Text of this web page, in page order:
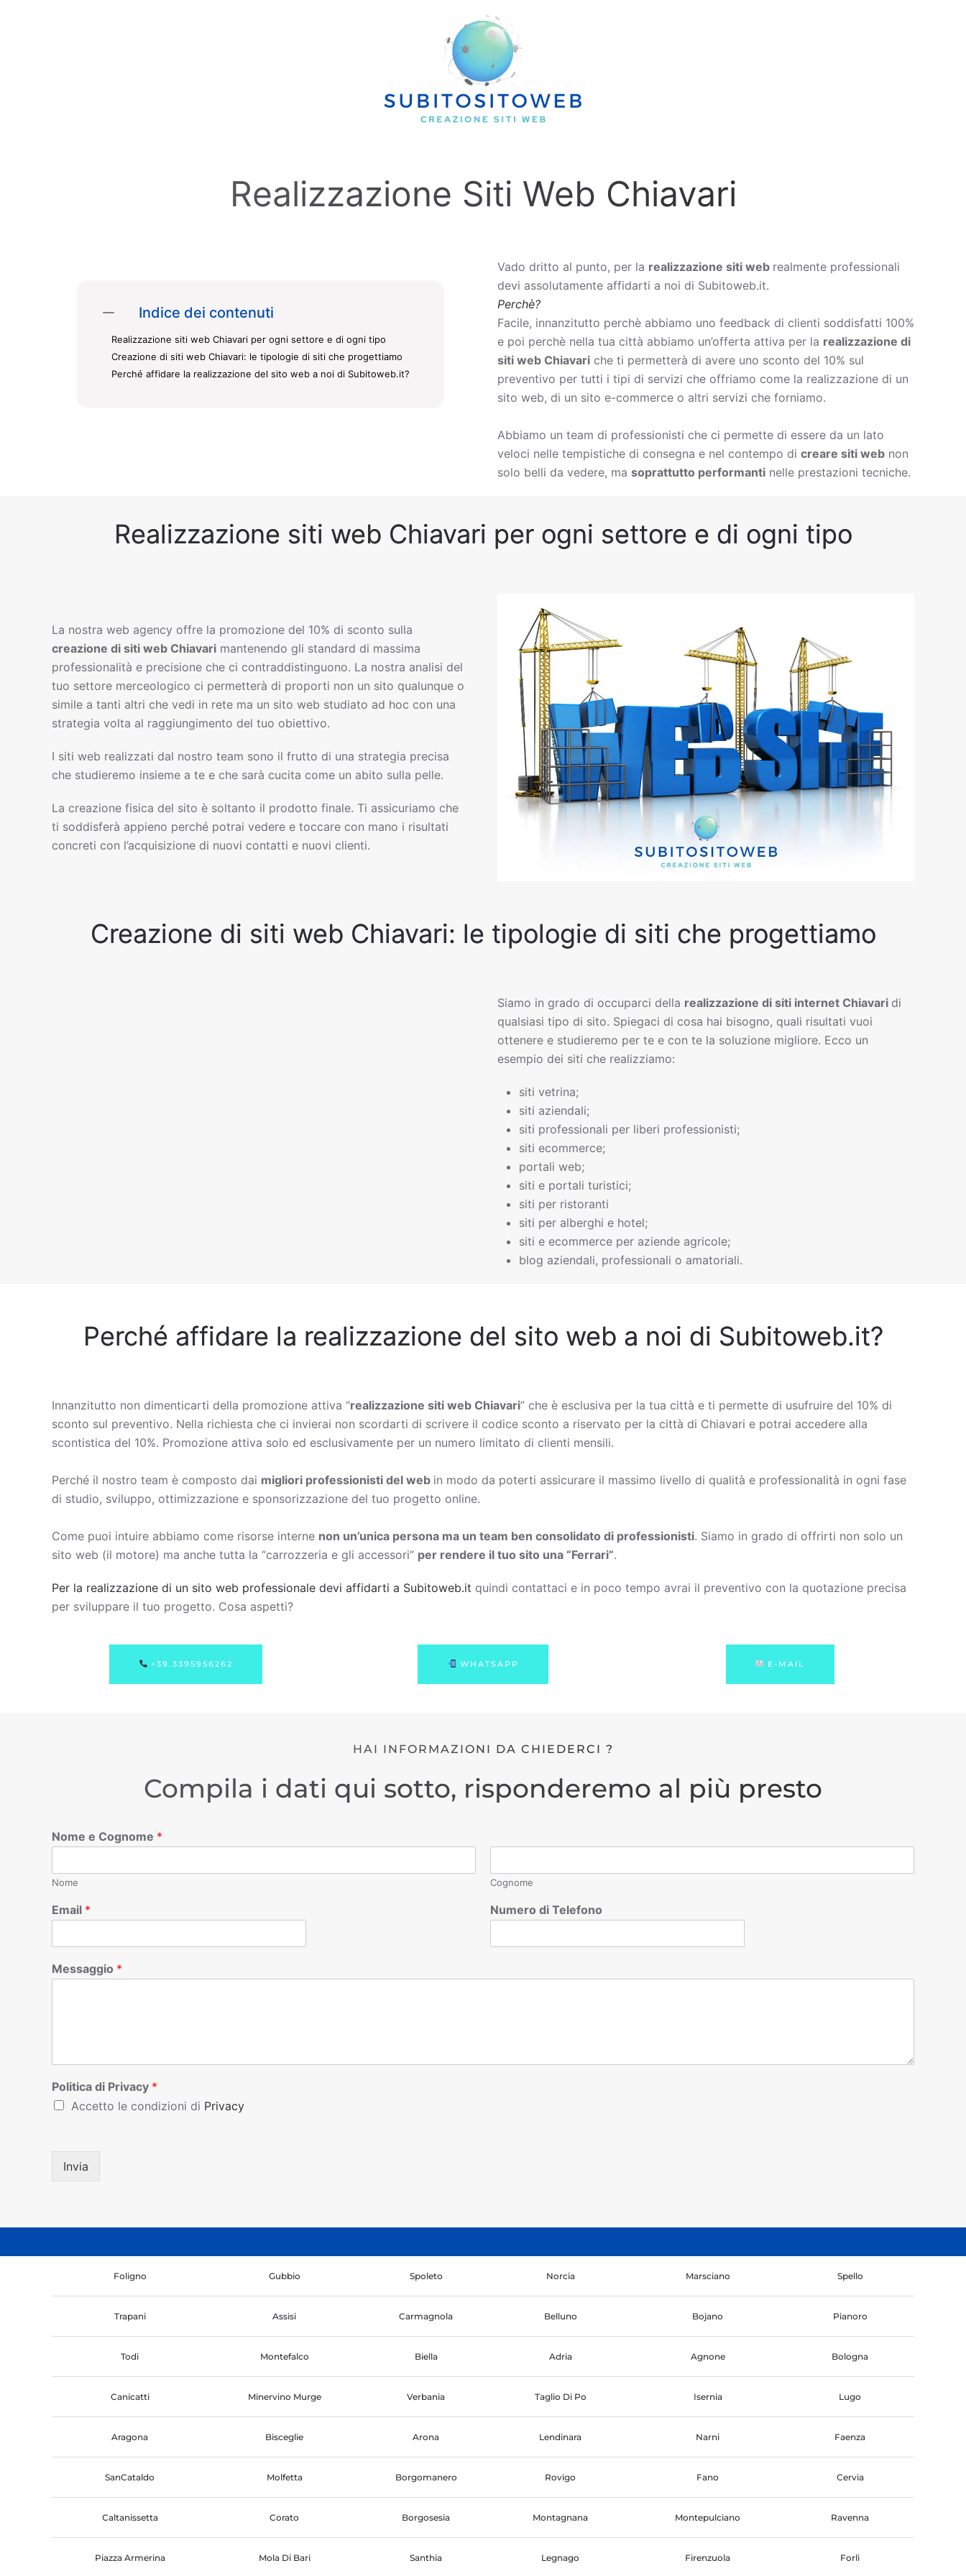
Realizzazione Siti Web Chiavari
Indice dei contenuti
Realizzazione siti web Chiavari per ogni settore e di ogni tipo
Creazione di siti web Chiavari: le tipologie di siti che progettiamo
Perché affidare la realizzazione del sito web a noi di Subitoweb.it?
Vado dritto al punto, per la realizzazione siti web realmente professionali
devi assolutamente affidarti a noi di Subitoweb.it.
Perchè?
Facile, innanzitutto perchè abbiamo uno feedback di clienti soddisfatti 100%
e poi perchè nella tua città abbiamo un’offerta attiva per la realizzazione di
siti web Chiavari che ti permetterà di avere uno sconto del 10% sul
preventivo per tutti i tipi di servizi che offriamo come la realizzazione di un
sito web, di un sito e-commerce o altri servizi che forniamo.
Abbiamo un team di professionisti che ci permette di essere da un lato
veloci nelle tempistiche di consegna e nel contempo di creare siti web non
solo belli da vedere, ma soprattutto performanti nelle prestazioni tecniche.
Realizzazione siti web Chiavari per ogni settore e di ogni tipo
La nostra web agency offre la promozione del 10% di sconto sulla
creazione di siti web Chiavari mantenendo gli standard di massima
professionalità e precisione che ci contraddistinguono. La nostra analisi del
tuo settore merceologico ci permetterà di proporti non un sito qualunque o
simile a tanti altri che vedi in rete ma un sito web studiato ad hoc con una
strategia volta al raggiungimento del tuo obiettivo.
I siti web realizzati dal nostro team sono il frutto di una strategia precisa
che studieremo insieme a te e che sarà cucita come un abito sulla pelle.
La creazione fisica del sito è soltanto il prodotto finale. Ti assicuriamo che
ti soddisferà appieno perché potrai vedere e toccare con mano i risultati
concreti con l’acquisizione di nuovi contatti e nuovi clienti.
Creazione di siti web Chiavari: le tipologie di siti che progettiamo
Siamo in grado di occuparci della realizzazione di siti internet Chiavari di
qualsiasi tipo di sito. Spiegaci di cosa hai bisogno, quali risultati vuoi
ottenere e studieremo per te e con te la soluzione migliore. Ecco un
esempio dei siti che realizziamo:
siti vetrina;
siti aziendali;
siti professionali per liberi professionisti;
siti ecommerce;
portali web;
siti e portali turistici;
siti per ristoranti
siti per alberghi e hotel;
siti e ecommerce per aziende agricole;
blog aziendali, professionali o amatoriali.
Perché affidare la realizzazione del sito web a noi di Subitoweb.it?
Innanzitutto non dimenticarti della promozione attiva “realizzazione siti web Chiavari” che è esclusiva per la tua città e ti permette di usufruire del 10% di
sconto sul preventivo. Nella richiesta che ci invierai non scordarti di scrivere il codice sconto a riservato per la città di Chiavari e potrai accedere alla
scontistica del 10%. Promozione attiva solo ed esclusivamente per un numero limitato di clienti mensili.
Perché il nostro team è composto dai migliori professionisti del web in modo da poterti assicurare il massimo livello di qualità e professionalità in ogni fase
di studio, sviluppo, ottimizzazione e sponsorizzazione del tuo progetto online.
Come puoi intuire abbiamo come risorse interne non un’unica persona ma un team ben consolidato di professionisti. Siamo in grado di offrirti non solo un
sito web (il motore) ma anche tutta la “carrozzeria e gli accessori” per rendere il tuo sito una “Ferrari”.
Per la realizzazione di un sito web professionale devi affidarti a Subitoweb.it quindi contattaci e in poco tempo avrai il preventivo con la quotazione precisa
per sviluppare il tuo progetto. Cosa aspetti?
+39.3395956262 WHATSAPP E-MAIL
HAI INFORMAZIONI DA CHIEDERCI ?
Compila i dati qui sotto, risponderemo al più presto
Nome e Cognome *
Nome Cognome
Email * Numero di Telefono
Messaggio *
Politica di Privacy *
Accetto le condizioni di Privacy
Invia
Foligno Gubbio Spoleto Norcia Marsciano Spello
Trapani Assisi Carmagnola Belluno Bojano Pianoro
Todi Montefalco Biella Adria Agnone Bologna
Canicatti Minervino Murge Verbania Taglio Di Po Isernia Lugo
Aragona Bisceglie Arona Lendinara Narni Faenza
SanCataldo Molfetta Borgomanero Rovigo Fano Cervia
Caltanissetta Corato Borgosesia Montagnana Montepulciano Ravenna
Piazza Armerina Mola Di Bari Santhia Legnago Firenzuola Forli